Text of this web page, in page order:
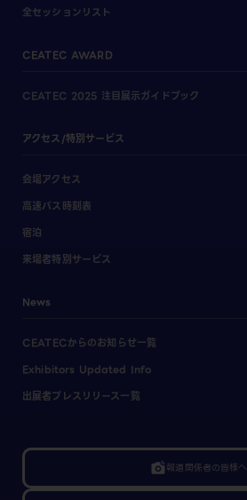
全セッションリスト
CEATEC AWARD
CEATEC 2025 注目展示ガイドブック
アクセス/特別サービス
会場アクセス
高速バス時刻表
宿泊
来場者特別サービス
News
CEATECからのお知らせ一覧
Exhibitors Updated Info
出展者プレスリリース一覧
linked_camera報道関係者の皆様へ